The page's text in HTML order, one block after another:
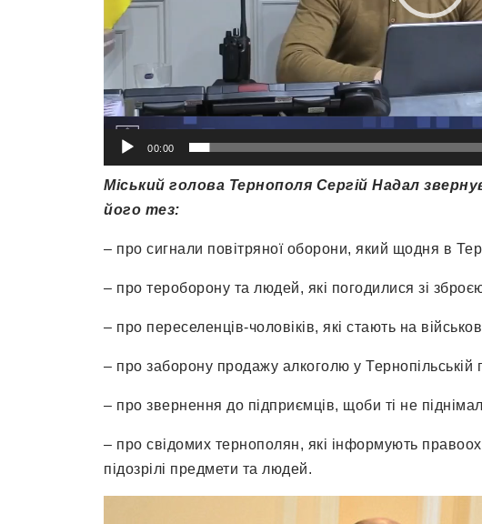
00:00
Міський голова Тернополя Сергій Надал
його тез:
– про сигнали повітряної оборони, який щодня в
– про тероборону та людей, які погодилися зі
– про переселенців-чоловіків, які стають на
– про заборону продажу алкоголю у Тернопільській
– про звернення до підприємців, щоби ті не
– про свідомих тернополян, які інформують
підозрілі предмети та людей.